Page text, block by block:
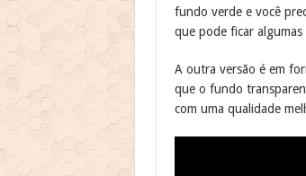
fundo verde e você
que pode ficar
A outra versão é em
que o fundo
com uma qualidade